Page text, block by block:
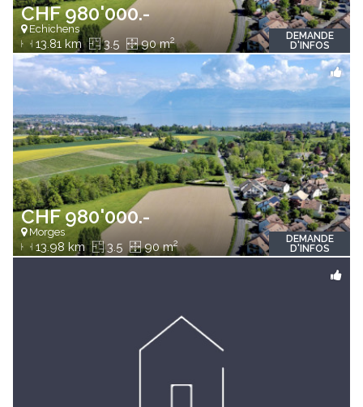
CHF 980'000.-
Echichens
13.81 km 3.5 90 m2
DEMANDE
D'INFOS
CHF 980'000.-
Morges
13.98 km 3.5 90 m2
DEMANDE
D'INFOS